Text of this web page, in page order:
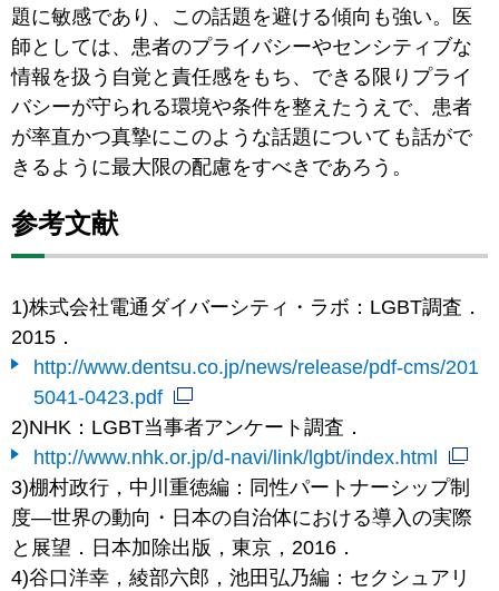
題に敏感であり、この話題を避ける傾向も強い。医
師としては、患者のプライバシーやセンシティブな
情報を扱う自覚と責任感をもち、できる限りプライ
バシーが守られる環境や条件を整えたうえで、患者
が率直かつ真摯にこのような話題についても話がで
きるように最大限の配慮をすべきであろう。
参考文献
1)株式会社電通ダイバーシティ・ラボ：LGBT調査．
2015．
http://www.dentsu.co.jp/news/release/pdf-cms/201
5041-0423.pdf
2)NHK：LGBT当事者アンケート調査．
http://www.nhk.or.jp/d-navi/link/lgbt/index.html
3)棚村政行，中川重徳編：同性パートナーシップ制
度―世界の動向・日本の自治体における導入の実際
と展望．日本加除出版，東京，2016．
4)谷口洋幸，綾部六郎，池田弘乃編：セクシュアリ